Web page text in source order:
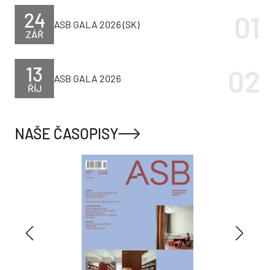
ZÁŘ
24 ASB GALA 2026 (SK)
ŘÍJ
13 ASB GALA 2026
NAŠE ČASOPISY